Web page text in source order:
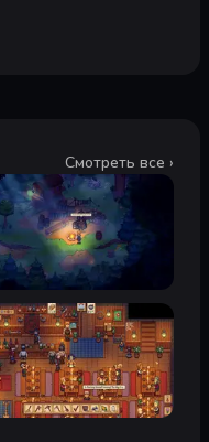
Смотреть все ›